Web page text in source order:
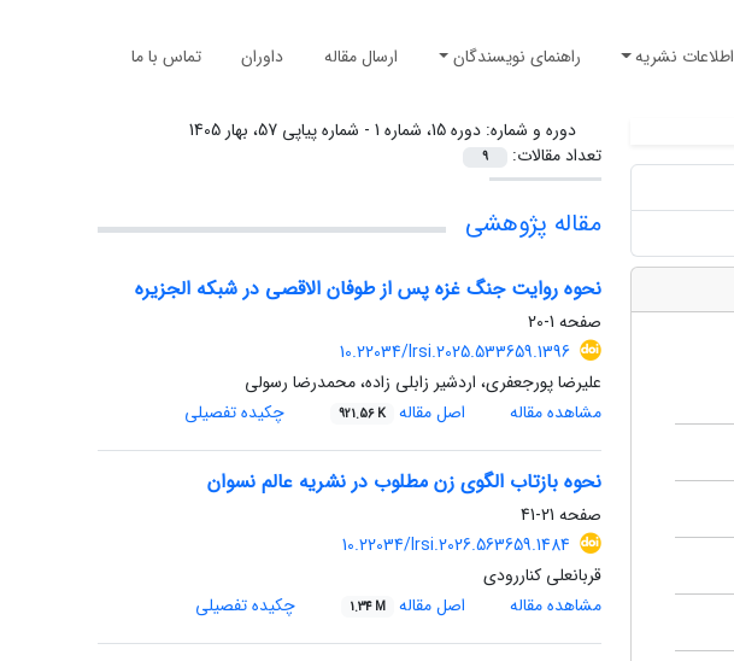
اطلاعات نشریه راهنمای نویسندگان ارسال مقاله داوران تماس با ما
دوره و شماره:دوره 15، شماره 1 - شماره پیاپی 57، بهار 1405
تعداد مقالات:
9
مقاله پژوهشی
نحوه روایت جنگ غزه پس از طوفان الاقصی در شبکه الجزیره
صفحه 1-20
10.22034/lrsi.2025.533659.1396
علیرضا پورجعفری، اردشیر زابلی زاده، محمدرضا رسولی
مشاهده مقاله
اصل مقاله 921.56 K چکیده تفصیلی
نحوه بازتاب الگوی زن مطلوب در نشریه عالم نسوان
صفحه 21-41
10.22034/lrsi.2026.563659.1484
قربانعلی کناررودی
مشاهده مقاله
اصل مقاله 1.34 M چکیده تفصیلی